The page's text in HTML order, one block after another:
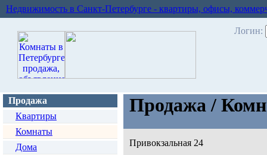
Недвижимость в Санкт-Петербурге - квартиры, офисы,
Логин:
Продажа
Квартиры
Комнаты
Дома
Продажа /
Привокзальная 24